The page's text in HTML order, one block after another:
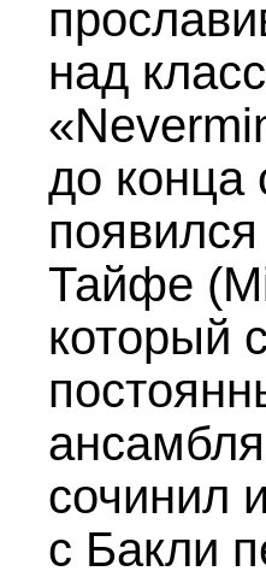
над
до конца
Тайфе
который
сочинил
с Бакли